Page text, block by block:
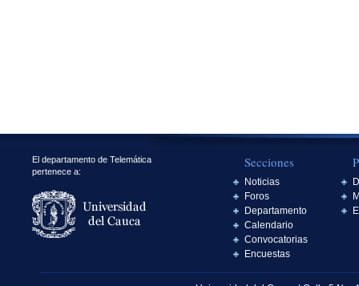
El departamento de Telemática
pertenece a:
Secciones
Noticias
Foros
Departamento
Calendario
Convocatorias
Encuestas